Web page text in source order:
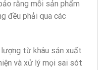
rằng mỗi sản phẩm
đều phải qua các
từ khâu sản xuất
và xử lý mọi sai sót